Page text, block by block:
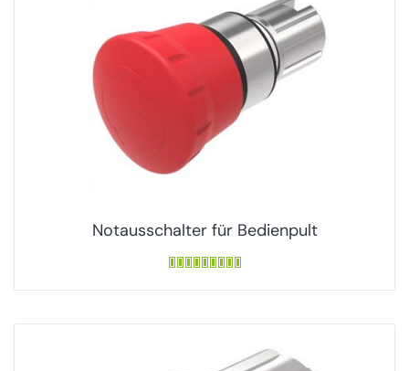
Notausschalter für Bedienpult